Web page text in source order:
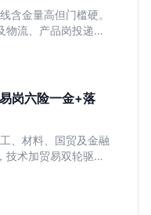
含金量高但门槛硬。
流、产品岗投递策
业起步。
岗六险一金+落
、材料、国贸及金融
术加贸易双轮驱动
福利含金量，帮应